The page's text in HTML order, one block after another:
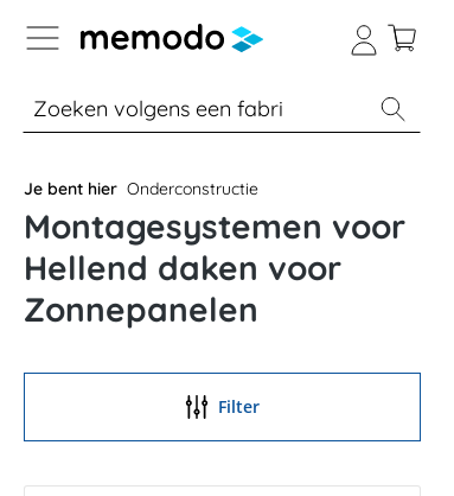
naar navigatie B2B-platform
% Sale Batterijopslag thuis
Je bent hier Onderconstructie
Montagesystemen voor
Hellend daken voor
Zonnepanelen
Filter